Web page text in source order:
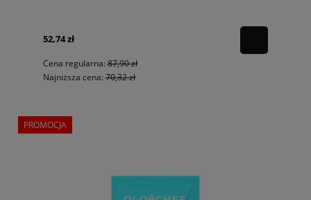
52,74 zł
Cena regularna: 87,90 zł
Najniższa cena: 70,32 zł
PROMOCJA